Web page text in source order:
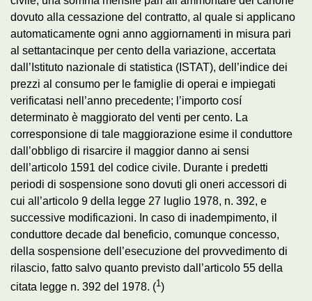
dovuto alla cessazione del contratto, al quale si applicano
automaticamente ogni anno aggiornamenti in misura pari
al settantacinque per cento della variazione, accertata
dall’Istituto nazionale di statistica (ISTAT), dell’indice dei
prezzi al consumo per le famiglie di operai e impiegati
verificatasi nell’anno precedente; l’importo cosí
determinato è maggiorato del venti per cento. La
corresponsione di tale maggiorazione esime il conduttore
dall’obbligo di risarcire il maggior danno ai sensi
dell’articolo 1591 del codice civile. Durante i predetti
periodi di sospensione sono dovuti gli oneri accessori di
cui all’articolo 9 della legge 27 luglio 1978, n. 392, e
successive modificazioni. In caso di inadempimento, il
conduttore decade dal beneficio, comunque concesso,
della sospensione dell’esecuzione del provvedimento di
rilascio, fatto salvo quanto previsto dall’articolo 55 della
citata legge n. 392 del 1978. (1)